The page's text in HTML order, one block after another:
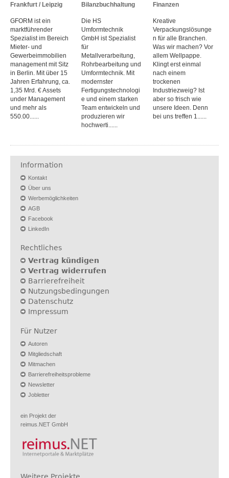
Frankfurt / Leipzig
GFORM ist ein
marktführender
Spezialist im Bereich
Mieter- und
Gewerbeimmobilien
management mit Sitz
in Berlin. Mit über 15
Jahren Erfahrung, ca.
1,35 Mrd. € Assets
under Management
und mehr als
550.00......
Bilanzbuchhaltung
Die HS
Umformtechnik
GmbH ist Spezialist
für
Metallverarbeitung,
Rohrbearbeitung und
Umformtechnik. Mit
modernster
Fertigungstechnologi
e und einem starken
Team entwickeln und
produzieren wir
hochwerti......
Finanzen
Kreative
Verpackungslösunge
n für alle Branchen.
Was wir machen? Vor
allem Wellpappe.
Klingt erst einmal
nach einem
trockenen
Industriezweig? Ist
aber so frisch wie
unsere Ideen. Denn
bei uns treffen 1......
Information
Kontakt
Über uns
Werbemöglichkeiten
AGB
Facebook
LinkedIn
Rechtliches
Vertrag kündigen
Vertrag widerrufen
Barrierefreiheit
Nutzungsbedingungen
Datenschutz
Impressum
Für Nutzer
Autoren
Mitgliedschaft
Mitmachen
Barrierefreiheitsprobleme
Newsletter
Jobletter
ein Projekt der
reimus.NET GmbH